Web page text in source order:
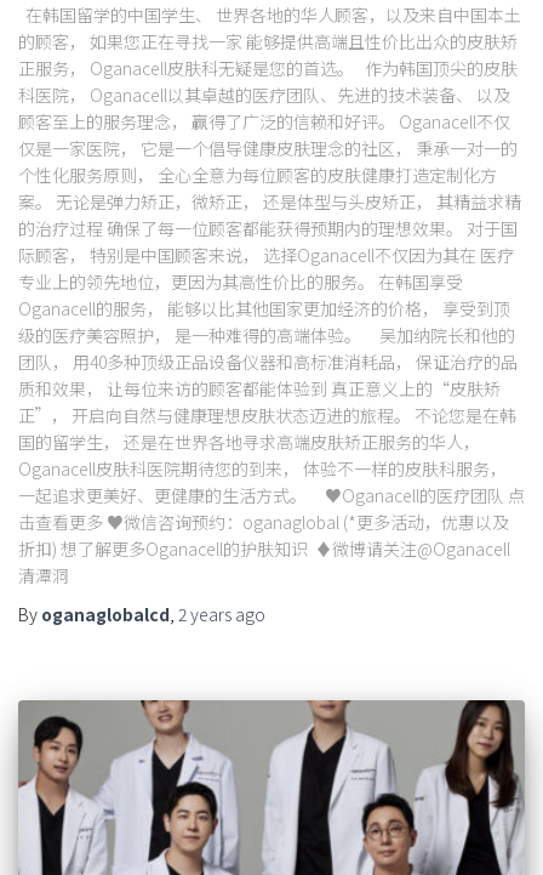
在韩国留学的中国学生、 世界各地的华人顾客，以及来自中国本土
的顾客， 如果您正在寻找一家 能够提供高端且性价比出众的皮肤矫
正服务， Oganacell皮肤科无疑是您的首选。 作为韩国顶尖的皮肤
科医院， Oganacell以其卓越的医疗团队、先进的技术装备、 以及
顾客至上的服务理念， 赢得了广泛的信赖和好评。 Oganacell不仅
仅是一家医院， 它是一个倡导健康皮肤理念的社区， 秉承一对一的
个性化服务原则， 全心全意为每位顾客的皮肤健康打造定制化方
案。 无论是弹力矫正，微矫正， 还是体型与头皮矫正， 其精益求精
的治疗过程 确保了每一位顾客都能获得预期内的理想效果。 对于国
际顾客， 特别是中国顾客来说， 选择Oganacell不仅因为其在 医疗
专业上的领先地位，更因为其高性价比的服务。 在韩国享受
Oganacell的服务， 能够以比其他国家更加经济的价格， 享受到顶
级的医疗美容照护， 是一种难得的高端体验。 吴加纳院长和他的
团队， 用40多种顶级正品设备仪器和高标准消耗品， 保证治疗的品
质和效果， 让每位来访的顾客都能体验到 真正意义上的“皮肤矫
正”， 开启向自然与健康理想皮肤状态迈进的旅程。 不论您是在韩
国的留学生， 还是在世界各地寻求高端皮肤矫正服务的华人，
Oganacell皮肤科医院期待您的到来， 体验不一样的皮肤科服务，
一起追求更美好、更健康的生活方式。 ♥Oganacell的医疗团队 点
击查看更多 ♥微信咨询预约：oganaglobal (*更多活动，优惠以及
折扣) 想了解更多Oganacell的护肤知识 ♦微博请关注@Oganacell
清潭洞
By oganaglobalcd 2 years ago